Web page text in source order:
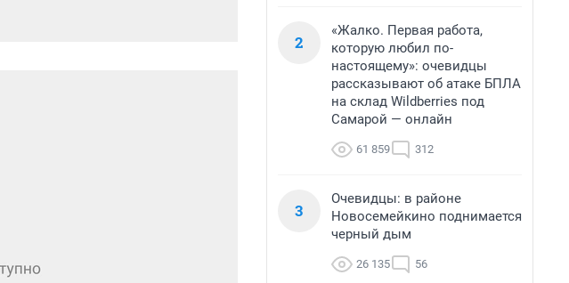
2
«Жалко. Первая работа,
которую любил по-
настоящему»: очевидцы
рассказывают об атаке БПЛА
на склад Wildberries под
Самарой — онлайн
61 859 312
3
Очевидцы: в районе
Новосемейкино поднимается
черный дым
26 135 56